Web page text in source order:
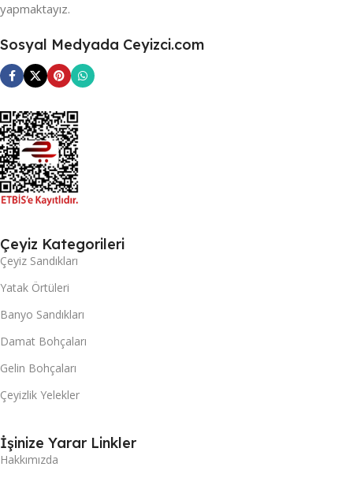
yapmaktayız.
Sosyal Medyada Ceyizci.com
Çeyiz Kategorileri
Çeyiz Sandıkları
Yatak Örtüleri
Banyo Sandıkları
Damat Bohçaları
Gelin Bohçaları
Çeyizlik Yelekler
İşinize Yarar Linkler
Hakkımızda